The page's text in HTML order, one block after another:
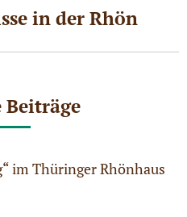
Nächster
in der Rhön
Beiträge
im Thüringer Rhönhaus